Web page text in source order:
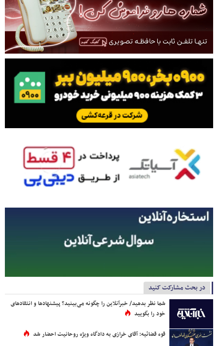
در بحث مشارکت کنید
شما نظر بدهید/ خبرآنلاین را چگونه می‌بینید؟ پیشنهادها و انتقادهای
خود را بگویید
قوه قضائیه: آقای خرازی به دادگاه ویژه روحانیت احضار شد